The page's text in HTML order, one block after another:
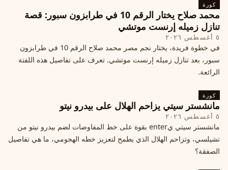
كورة
محمد صلاح يختار الرقم 10 في طرابزون سبور: قصة
تنازل زميله إرنست موتشي
٥ أغسطس ٢٠٢٦
في خطوة فريدة، يختار نجم مصر محمد صلاح الرقم 10 في طرابزون
سبور، بعد تنازل زميله إرنست موتشي. تعرف على تفاصيل هذه اللفتة
الرائعة.
كورة
مانشستر سيتي يزاحم الهلال على بيدرو نيتو
٥ أغسطس ٢٠٢٦
مانشستر سيتي يenter بقوة على خط المفاوضات لضم بيدرو نيتو من
تشيلسي، وتزاحم الهلال الذي يطمح لتعزيز خطه الهجومي، ما هي تفاصيل
الصفقة؟